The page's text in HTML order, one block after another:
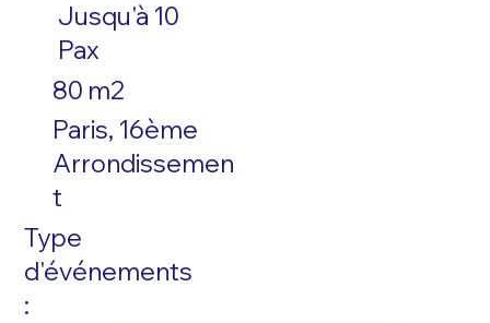
Jusqu'à 10
Pax
80 m2
Paris, 16ème
Arrondissemen
t
Type
d'événements
: